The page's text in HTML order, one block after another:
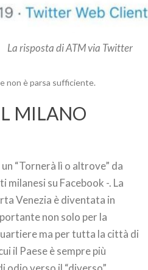
La risposta di ATM via Twitter
non è parsa sufficiente.
MILANO
“Tornerà lì o altrove” da
su Facebook -. La
Venezia è diventata in
non solo per la
ma per tutta la città di
il Paese è sempre più